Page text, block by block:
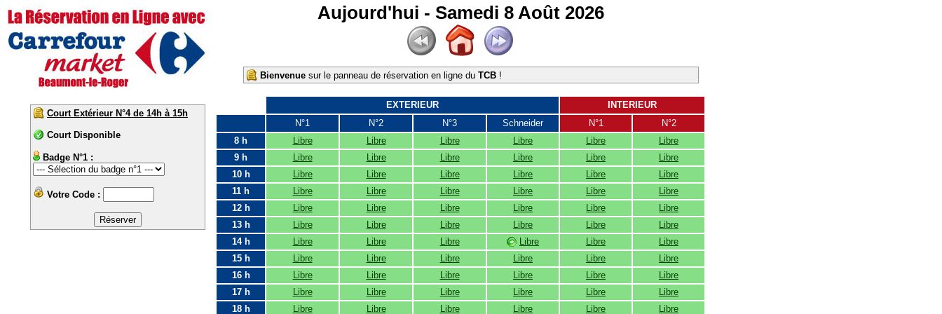
Aujourd'hui - Samedi 8 Août 2026
Bienvenue sur le panneau de réservation en ligne du TCB !
Court Extérieur N°4 de 14h à 15h
Court Disponible
Badge N°1 :
Votre Code :
EXTERIEUR
INTERIEUR
N°1
N°2 N°3 Schneider N°1
N°2
8 h
Libre Libre Libre Libre Libre
Libre
9 h
Libre Libre Libre Libre Libre
Libre
10 h
Libre Libre Libre Libre Libre
Libre
11 h
Libre Libre Libre Libre Libre
Libre
12 h
Libre Libre Libre Libre Libre
Libre
13 h
Libre Libre Libre Libre Libre
Libre
14 h
Libre Libre Libre Libre Libre
Libre
15 h
Libre Libre Libre Libre Libre
Libre
16 h
Libre Libre Libre Libre Libre
Libre
17 h
Libre Libre Libre Libre Libre
Libre
18 h
Libre Libre Libre Libre Libre
Libre